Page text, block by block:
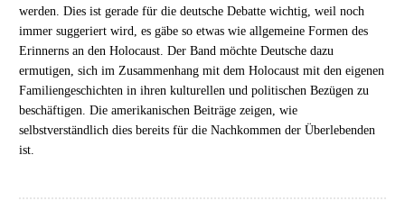
werden. Dies ist gerade für die deutsche Debatte wichtig, weil noch
immer suggeriert wird, es gäbe so etwas wie allgemeine Formen des
Erinnerns an den Holocaust. Der Band möchte Deutsche dazu
ermutigen, sich im Zusammenhang mit dem Holocaust mit den eigenen
Familiengeschichten in ihren kulturellen und politischen Bezügen zu
beschäftigen. Die amerikanischen Beiträge zeigen, wie
selbstverständlich dies bereits für die Nachkommen der Überlebenden
ist.